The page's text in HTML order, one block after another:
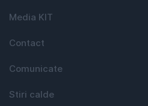
Media KIT
Contact
Comunicate
Stiri calde